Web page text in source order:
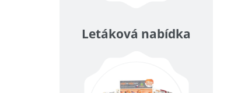
Letáková nabídka